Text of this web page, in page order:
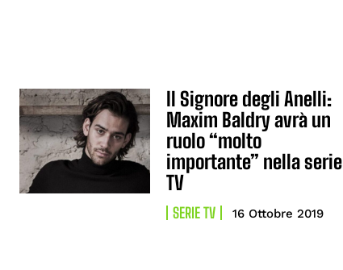
Il Signore degli Anelli:
Maxim Baldry avrà un
ruolo “molto
importante” nella serie
TV
SERIE TV 16 Ottobre 2019